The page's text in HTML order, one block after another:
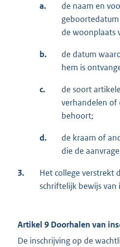
a.
de naam en
de woonplaats
b.
de datum
hem is
c.
de soort
verhandelen of
behoort;
d.
de kraam of
die de
3.
Het college verstrekt
schriftelijk bewijs van
Artikel 9 Doorhalen van
De inschrijving op de